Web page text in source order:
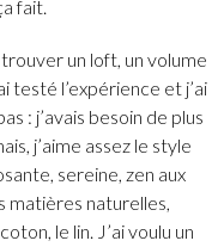
fait.
un loft, un volume
testé l’expérience et j’ai
: j’avais besoin de plus
j’aime assez le style
sereine, zen aux
matières naturelles,
le lin. J’ai voulu un